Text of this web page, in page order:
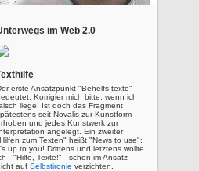
im Web 2.0
erste Ansatzpunkt "Behelfs-texte"
Korrigier mich bitte, wenn ich
liege! Ist doch das Fragment
seit Novalis zur Kunstform
und jedes Kunstwerk zur
angelegt. Ein zweiter
zum Texten" heißt "News to use":
up to you! Drittens und letztens wollte
- "Hilfe, Texte!" - schon im Ansatz
auf Selbstironie verzichten.